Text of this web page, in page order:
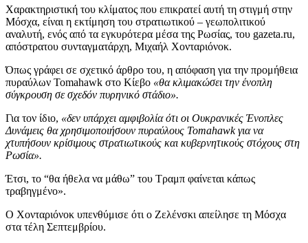
Χαρακτηριστική του κλίματος που επικρατεί αυτή τη στιγμή στην
Μόσχα, είναι η εκτίμηση του στρατιωτικού – γεωπολιτικού
αναλυτή, ενός από τα εγκυρότερα μέσα της Ρωσίας, του gazeta.ru,
απόστρατου συνταγματάρχη, Μιχαήλ Χονταριόνοκ.
Όπως γράφει σε σχετικό άρθρο του, η απόφαση για την προμήθεια
πυραύλων Tomahawk στο Κίεβο «θα κλιμακώσει την ένοπλη
σύγκρουση σε σχεδόν πυρηνικό στάδιο».
Για τον ίδιο, «δεν υπάρχει αμφιβολία ότι οι Ουκρανικές Ένοπλες
Δυνάμεις θα χρησιμοποιήσουν πυραύλους Tomahawk για να
χτυπήσουν κρίσιμους στρατιωτικούς και κυβερνητικούς στόχους στη
Ρωσία».
Έτσι, το “θα ήθελα να μάθω” του Τραμπ φαίνεται κάπως
τραβηγμένο».
Ο Χονταριόνοκ υπενθύμισε ότι ο Ζελένσκι απείλησε τη Μόσχα
στα τέλη Σεπτεμβρίου.